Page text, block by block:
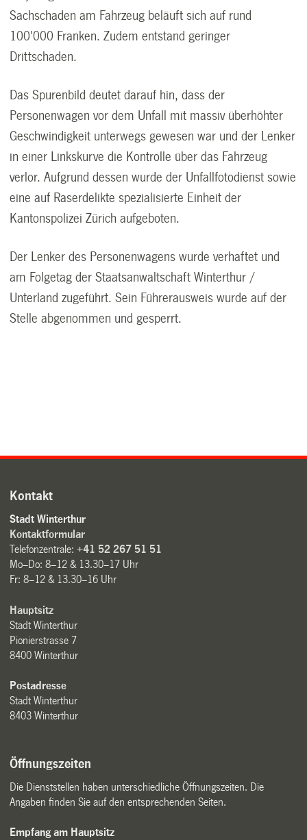
Sachschaden am Fahrzeug beläuft sich auf rund
100'000 Franken. Zudem entstand geringer
Drittschaden.
Das Spurenbild deutet darauf hin, dass der
Personenwagen vor dem Unfall mit massiv überhöhter
Geschwindigkeit unterwegs gewesen war und der Lenker
in einer Linkskurve die Kontrolle über das Fahrzeug
verlor. Aufgrund dessen wurde der Unfallfotodienst sowie
eine auf Raserdelikte spezialisierte Einheit der
Kantonspolizei Zürich aufgeboten.
Der Lenker des Personenwagens wurde verhaftet und
am Folgetag der Staatsanwaltschaft Winterthur /
Unterland zugeführt. Sein Führerausweis wurde auf der
Stelle abgenommen und gesperrt.
Kontakt
Stadt Winterthur
Kontaktformular
Telefonzentrale:+41 52 267 51 51
Mo–Do: 8–12 & 13.30–17 Uhr
Fr: 8–12 & 13.30–16 Uhr
Hauptsitz
Stadt Winterthur
Pionierstrasse 7
8400 Winterthur
Postadresse
Stadt Winterthur
8403 Winterthur
Öffnungszeiten
Die Dienststellen haben unterschiedliche Öffnungszeiten. Die
Angaben finden Sie auf den entsprechenden Seiten.
Empfang am Hauptsitz